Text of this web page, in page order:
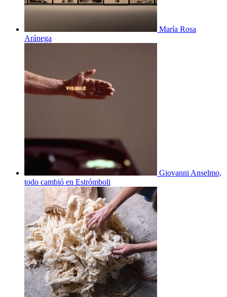
María Rosa
Aránega
Giovanni Anselmo,
todo cambió en Estrómboli